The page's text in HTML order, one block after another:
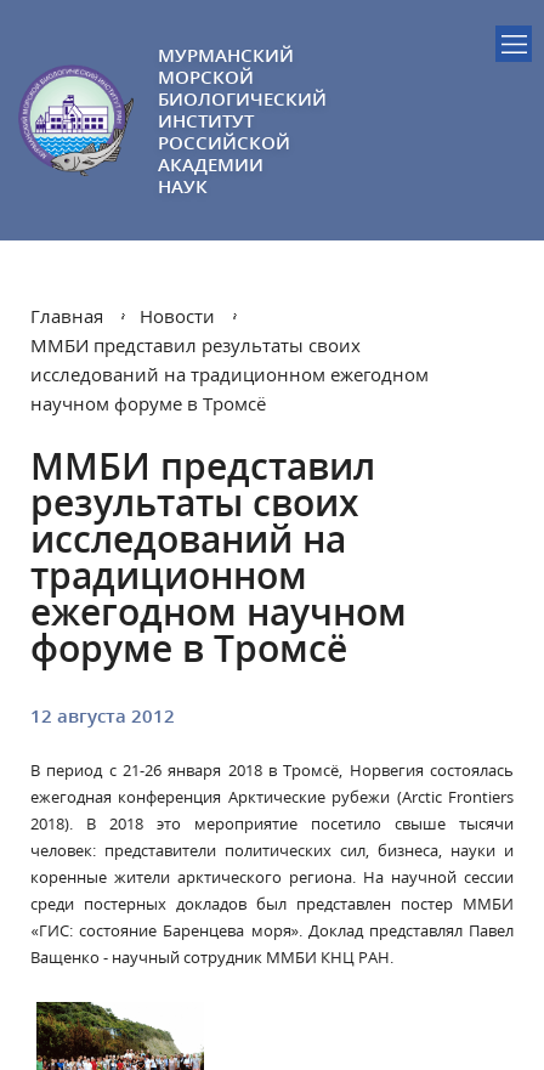
МУРМАНСКИЙ
МОРСКОЙ
БИОЛОГИЧЕСКИЙ
ИНСТИТУТ
РОССИЙСКОЙ
АКАДЕМИИ
НАУК
Главная
Новости
ММБИ представил результаты своих
исследований на традиционном ежегодном
научном форуме в Тромсё
ММБИ представил
результаты своих
исследований на
традиционном
ежегодном научном
форуме в Тромсё
12 августа 2012
В период с 21-26 января 2018 в Тромсё, Норвегия состоялась
ежегодная конференция Арктические рубежи (Arctic Frontiers
2018). В 2018 это мероприятие посетило свыше тысячи
человек: представители политических сил, бизнеса, науки и
коренные жители арктического региона. На научной сессии
среди постерных докладов был представлен постер ММБИ
«ГИС: состояние Баренцева моря». Доклад представлял Павел
Ващенко - научный сотрудник ММБИ КНЦ РАН.